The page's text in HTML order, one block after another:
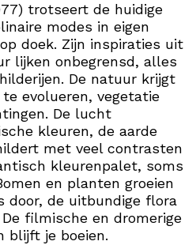
trotseert de huidige
modes in eigen
doek. Zijn inspiraties uit
lijken onbegrensd, alles
De natuur krijgt
evolueren, vegetatie
De lucht
kleuren, de aarde
met veel contrasten
kleurenpalet, soms
en planten groeien
door, de uitbundige flora
filmische en dromerige
blijft je boeien.